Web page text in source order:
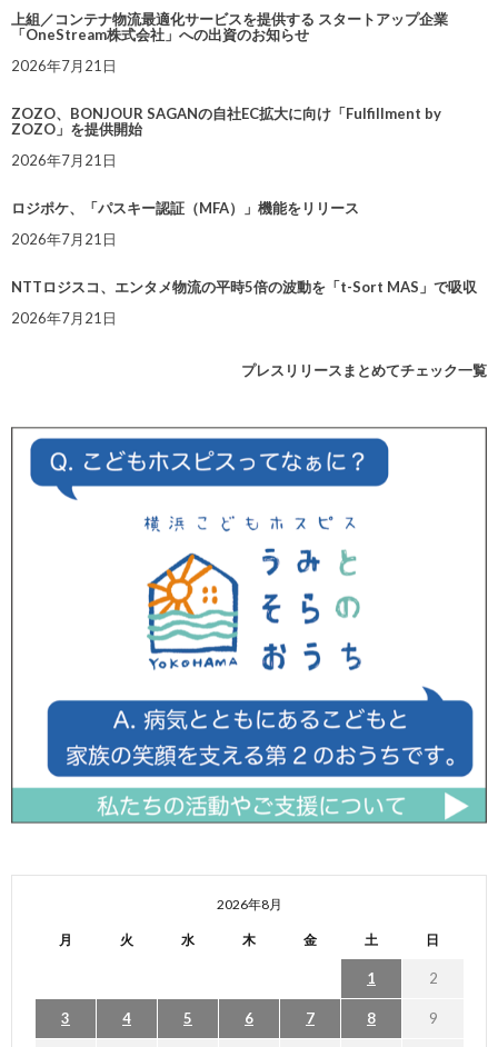
上組／コンテナ物流最適化サービスを提供する スタートアップ企業
「OneStream株式会社」への出資のお知らせ
2026年7月21日
ZOZO、BONJOUR SAGANの自社EC拡大に向け「Fulfillment by
ZOZO」を提供開始
2026年7月21日
ロジポケ、「パスキー認証（MFA）」機能をリリース
2026年7月21日
NTTロジスコ、エンタメ物流の平時5倍の波動を「t-Sort MAS」で吸収
2026年7月21日
プレスリリースまとめてチェック一覧
2026年8月
月 火 水 木 金 土 日
1 2
3 4 5 6 7 8 9